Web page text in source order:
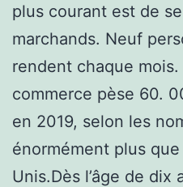
plus courant est de
marchands. Neuf
rendent chaque
commerce pèse 60.
en 2019, selon les
énormément plus
Unis.Dès l’âge de dix